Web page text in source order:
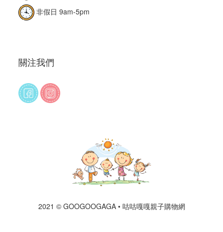
非假日 9am-5pm
關注我們
2021 © GOOGOOGAGA • 咕咕嘎嘎親子購物網